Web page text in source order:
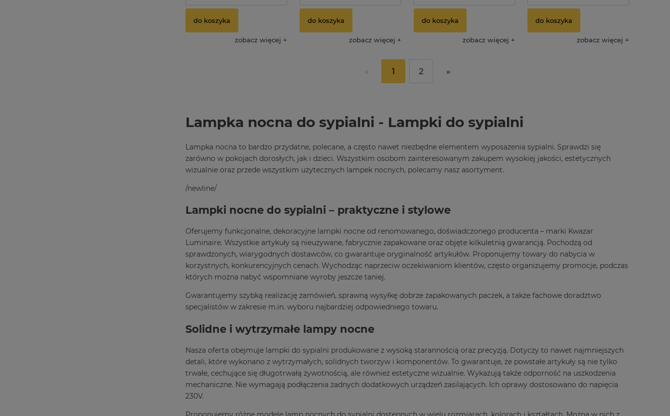
do koszyka
zobacz więcej
do koszyka
zobacz więcej
do koszyka
zobacz więcej
do koszyka
zobacz więcej
« 1 2 »
Lampka nocna do sypialni - Lampki do sypialni
Lampka nocna to bardzo przydatne, polecane, a często nawet niezbędne elementem wyposażenia sypialni. Sprawdzi się
zarówno w pokojach dorosłych, jak i dzieci. Wszystkim osobom zainteresowanym zakupem wysokiej jakości, estetycznych
wizualnie oraz przede wszystkim użytecznych lampek nocnych, polecamy nasz asortyment.
/newline/
Lampki nocne do sypialni – praktyczne i stylowe
Oferujemy funkcjonalne, dekoracyjne lampki nocne od renomowanego, doświadczonego producenta – marki Kwazar
Luminaire. Wszystkie artykuły są nieużywane, fabrycznie zapakowane oraz objęte kilkuletnią gwarancją. Pochodzą od
sprawdzonych, wiarygodnych dostawców, co gwarantuje oryginalność artykułów. Proponujemy towary do nabycia w
korzystnych, konkurencyjnych cenach. Wychodząc naprzeciw oczekiwaniom klientów, często organizujemy promocje, podczas
których można nabyć wspomniane wyroby jeszcze taniej.
Gwarantujemy szybką realizację zamówień, sprawną wysyłkę dobrze zapakowanych paczek, a także fachowe doradztwo
specjalistów w zakresie m.in. wyboru najbardziej odpowiedniego towaru.
Solidne i wytrzymałe lampy nocne
Nasza oferta obejmuje lampki do sypialni produkowane z wysoką starannością oraz precyzją. Dotyczy to nawet najmniejszych
detali, które wykonano z wytrzymałych, solidnych tworzyw i komponentów. To gwarantuje, że powstałe artykuły są nie tylko
trwałe, cechujące się długotrwałą żywotnością, ale również estetyczne wizualnie. Wykazują także odporność na uszkodzenia
mechaniczne. Nie wymagają podłączenia żadnych dodatkowych urządzeń zasilających. Ich oprawy dostosowano do napięcia
230V.